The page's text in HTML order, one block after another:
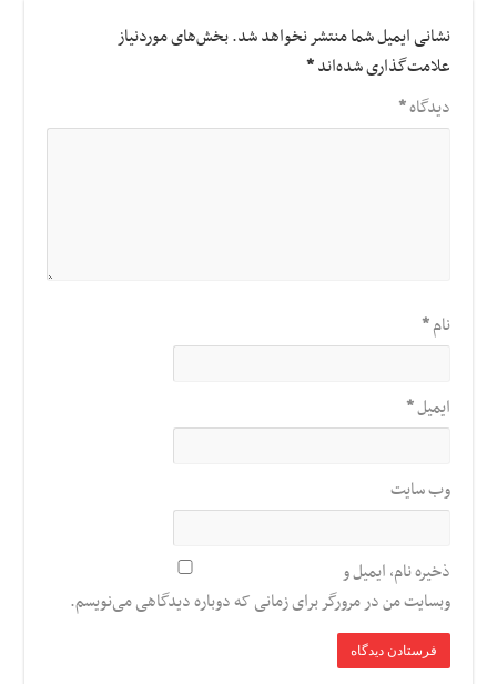
نشانی ایمیل شما منتشر نخواهد شد.بخش‌های موردنیاز
علامت‌گذاری شده‌اند*
دیدگاه*
نام*
ایمیل*
وب‌ سایت
ذخیره نام، ایمیل و
وبسایت من در مرورگر برای زمانی که دوباره دیدگاهی می‌نویسم.